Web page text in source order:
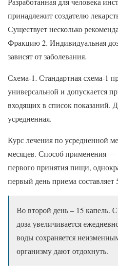
принадлежит создателю
Существует несколько
Фракцию 2. Индивидуальная
зависят от заболевания.
Схема-1. Стандартная схема-1
универсальной и допускается
входящих в список показаний.
усредненная.
Курс лечения по усредненной
месяцев. Способ применения —
первого принятия пищи,
первый день приема
Во второй день – 15 капель.
доза увеличивается
воды сохраняется
организму дают отдохнуть.